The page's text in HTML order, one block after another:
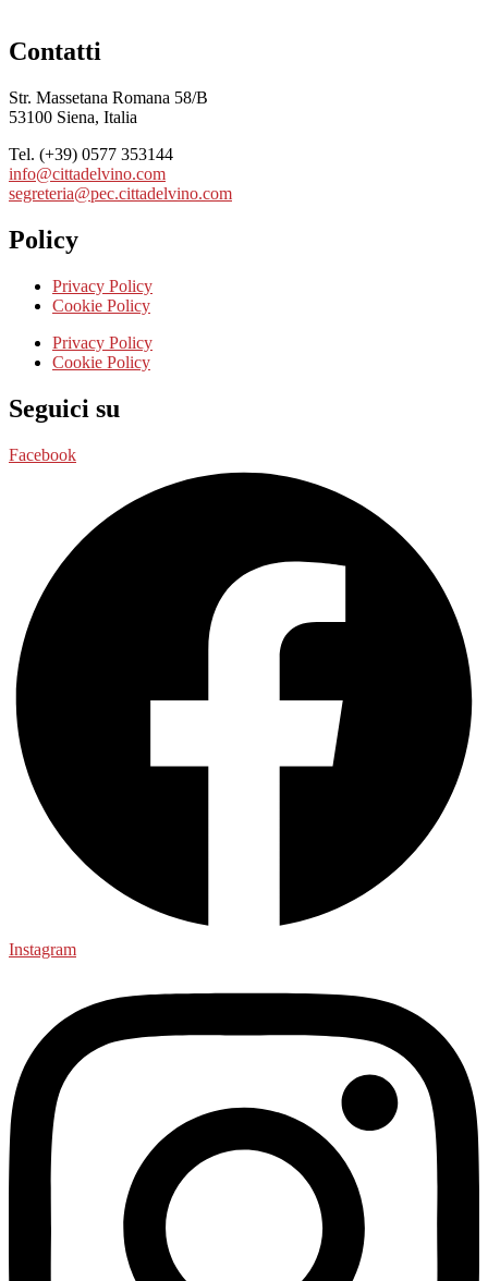
Contatti
Str. Massetana Romana 58/B
53100 Siena, Italia
Tel. (+39) 0577 353144
info@cittadelvino.com
segreteria@pec.cittadelvino.com
Policy
Privacy Policy
Cookie Policy
Privacy Policy
Cookie Policy
Seguici su
Facebook
Instagram